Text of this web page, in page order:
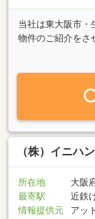
当社は東大阪市・
物件のご紹介をさ
子大学・東大阪
ーズにそってご
同、ご来店お待
（株）イニハ
所在地
大阪
最寄駅
近鉄
情報提供元
アッ